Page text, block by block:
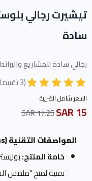
تيشيرت رجالي
سادة
رجالي سادة للمشاريع
(3 تقييمات)
السعر شامل الضريبة
15 SAR
17.25 SAR
المواصفات التقنية (Technical Specifications)
خامة المنتج:
تقنية لمنح "ملمس